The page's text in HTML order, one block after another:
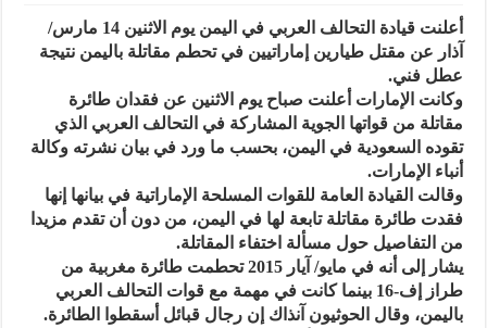
أعلنت قيادة التحالف العربي في اليمن يوم الاثنين 14 مارس/
آذار عن مقتل طيارين إماراتيين في تحطم مقاتلة باليمن نتيجة
عطل فني.
وكانت الإمارات أعلنت صباح يوم الاثنين عن فقدان طائرة
مقاتلة من قواتها الجوية المشاركة في التحالف العربي الذي
تقوده السعودية في اليمن، بحسب ما ورد في بيان نشرته وكالة
أنباء الإمارات.
وقالت القيادة العامة للقوات المسلحة الإماراتية في بيانها إنها
فقدت طائرة مقاتلة تابعة لها في اليمن، من دون أن تقدم مزيدا
من التفاصيل حول مسألة اختفاء المقاتلة.
يشار إلى أنه في مايو/ آيار 2015 تحطمت طائرة مغربية من
طراز إف-16 بينما كانت في مهمة مع قوات التحالف العربي
باليمن، وقال الحوثيون آنذاك إن رجال قبائل أسقطوا الطائرة.